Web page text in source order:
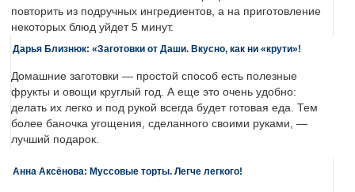
повторить из подручных ингредиентов, а на приготовление
некоторых блюд уйдет 5 минут.
Дарья Близнюк: «Заготовки от Даши. Вкусно, как ни «крути»!
Домашние заготовки — простой способ есть полезные
фрукты и овощи круглый год. А еще это очень удобно:
делать их легко и под рукой всегда будет готовая еда. Тем
более баночка угощения, сделанного своими руками, —
лучший подарок.
Анна Аксёнова: Муссовые торты. Легче легкого!